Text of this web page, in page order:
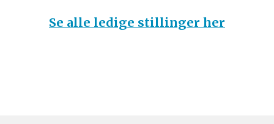
Se alle ledige stillinger her